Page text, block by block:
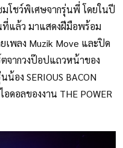
มโชว์พิเศษจากรุ่นพี่ โดยในปี
ที่แล้ว มาแสดงฝีมือพร้อม
เพลง Muzik Move และปิด
จากวงป๊อปแถวหน้าของ
อง SERIOUS BACON
ดอลของงาน THE POWER